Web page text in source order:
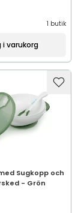
1 butik
i varukorg
Sugkopp och
- Grön